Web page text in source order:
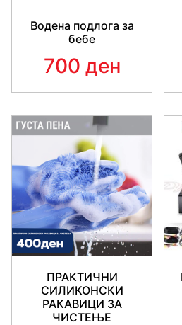
Водена подлога за
бебе
700 ден
ПРАКТИЧНИ
СИЛИКОНСКИ
РАКАВИЦИ ЗА
ЧИСТЕЊЕ